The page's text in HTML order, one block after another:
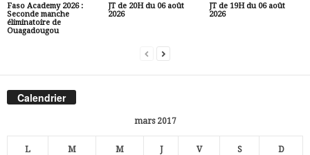
Faso Academy 2026 :
Seconde manche
éliminatoire de
Ouagadougou
JT de 20H du 06 août
2026
JT de 19H du 06 août
2026
Calendrier
mars 2017
L M M J V S D